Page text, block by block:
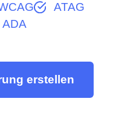
ATAG
ADA
erstellen